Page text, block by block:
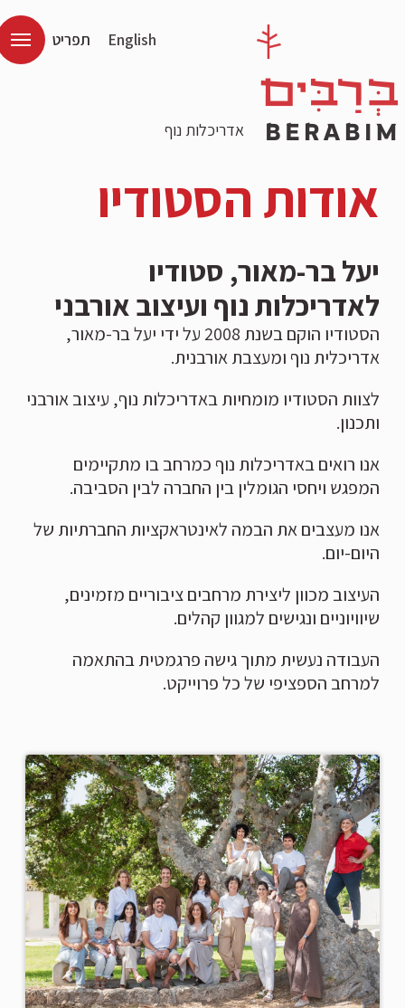
אדריכלות נוף
English תפריט
אודות הסטודיו
יעל בר-מאור, סטודיו
לאדריכלות נוף ועיצוב אורבני
הסטודיו הוקם בשנת 2008 על ידי יעל בר-מאור,
אדריכלית נוף ומעצבת אורבנית.
לצוות הסטודיו מומחיות באדריכלות נוף, עיצוב אורבני
ותכנון.
אנו רואים באדריכלות נוף כמרחב בו מתקיימים
המפגש ויחסי הגומלין בין החברה לבין הסביבה.
אנו מעצבים את הבמה לאינטראקציות החברתיות של
היום-יום.
העיצוב מכוון ליצירת מרחבים ציבוריים מזמינים,
שיוויוניים ונגישים למגוון קהלים.
העבודה נעשית מתוך גישה פרגמטית בהתאמה
למרחב הספציפי של כל פרוייקט.